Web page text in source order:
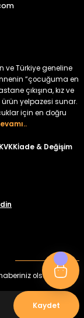
Bebek Tayt
Bebek Tayt
ve Türkiye geneline
“çocuğuma en
çıkışına, kız ve
yelpazesi sunar.
için en doğru
KVKKİade & Değişim
olsun
Kaydet